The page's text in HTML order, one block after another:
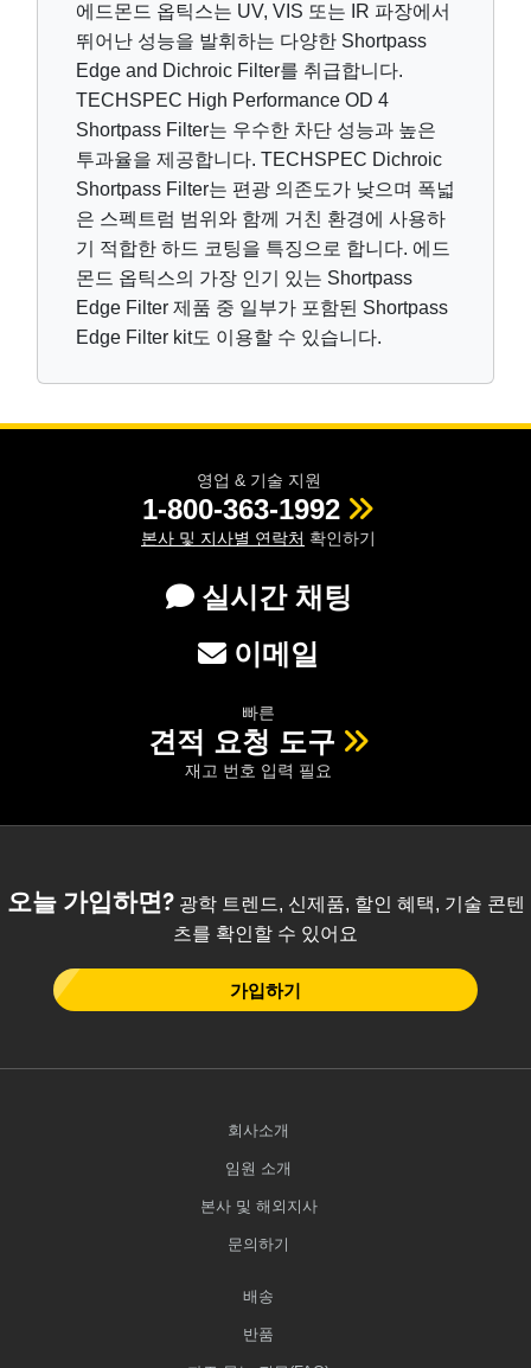
에드몬드 옵틱스는 UV, VIS 또는 IR 파장에서
뛰어난 성능을 발휘하는 다양한 Shortpass
Edge and Dichroic Filter를 취급합니다.
TECHSPEC High Performance OD 4
Shortpass Filter는 우수한 차단 성능과 높은
투과율을 제공합니다. TECHSPEC Dichroic
Shortpass Filter는 편광 의존도가 낮으며 폭넓
은 스펙트럼 범위와 함께 거친 환경에 사용하
기 적합한 하드 코팅을 특징으로 합니다. 에드
몬드 옵틱스의 가장 인기 있는 Shortpass
Edge Filter 제품 중 일부가 포함된 Shortpass
Edge Filter kit도 이용할 수 있습니다.
영업 & 기술 지원
1-800-363-1992
본사 및 지사별 연락처 확인하기
실시간 채팅
이메일
빠른
견적 요청 도구
재고 번호 입력 필요
오늘 가입하면?광학 트렌드, 신제품, 할인 혜택, 기술 콘텐
츠를 확인할 수 있어요
가입하기
회사소개
임원 소개
본사 및 해외지사
문의하기
배송
반품